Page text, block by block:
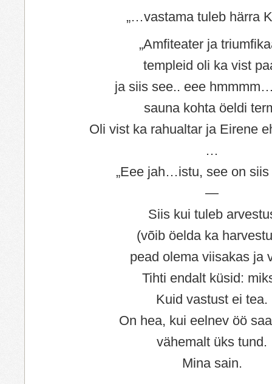
„…vastama tuleb härra
„Amfiteater ja
templeid oli ka vist
ja siis see.. eee
sauna kohta öeldi
Oli vist ka rahualtar ja Eirene
…
„Eee jah…istu, see on siis
—
Siis kui tuleb
(võib öelda ka
pead olema viisakas ja
Tihti endalt küsid:
Kuid vastust ei tea.
On hea, kui eelnev öö
vähemalt üks tund.
Mina sain.